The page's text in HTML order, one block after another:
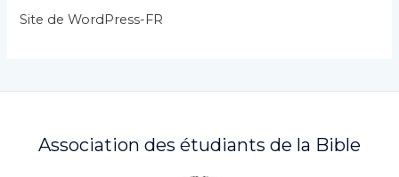
Site de WordPress-FR
Association des étudiants de la Bible